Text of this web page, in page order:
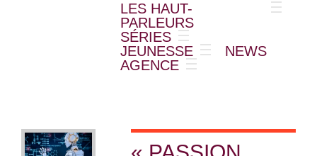
LES HAUT-
PARLEURS
SÉRIES
JEUNESSE
NEWS
AGENCE